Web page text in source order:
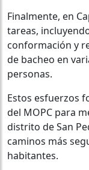
Finalmente, en
tareas,
conformación y
de bacheo en
personas.
Estos esfuerzos
del MOPC para
distrito de San
caminos más
habitantes.